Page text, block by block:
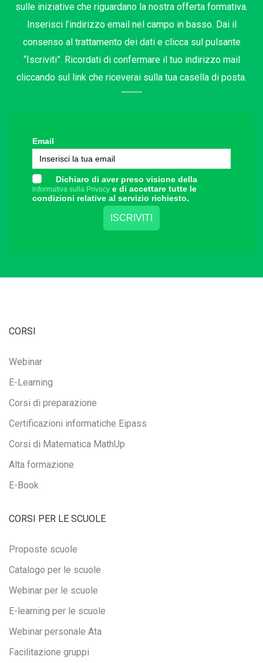
sulle iniziative che riguardano la nostra offerta formativa.
Inserisci l’indirizzo email nel campo in basso. Dai il
consenso al trattamento dei dati e clicca sul pulsante
“Iscriviti”. Ricordati di confermare il tuo indirizzo mail
cliccando sul link che riceverai sulla tua casella di posta.
Email
Dichiaro di aver preso visione della
informativa sulla Privacy e di accettare tutte le
condizioni relative al servizio richiesto.
CORSI
Webinar
E-Learning
Corsi di preparazione
Certificazioni informatiche Eipass
Corsi di Matematica MathUp
Alta formazione
E-Book
CORSI PER LE SCUOLE
Proposte scuole
Catalogo per le scuole
Webinar per le scuole
E-learning per le scuole
Webinar personale Ata
Facilitazione gruppi